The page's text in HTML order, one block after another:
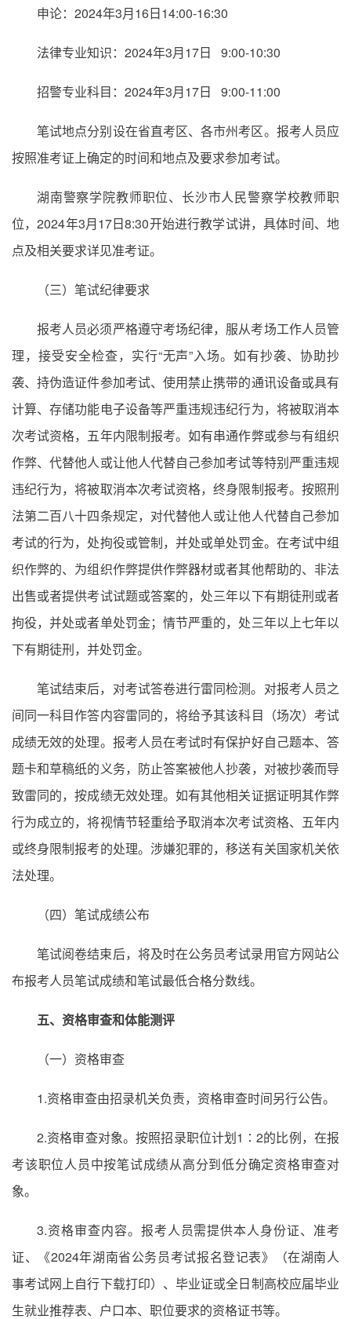
申论：2024年3月16日14:00-16:30
法律专业知识：2024年3月17日 9:00-10:30
招警专业科目：2024年3月17日 9:00-11:00
笔试地点分别设在省直考区、各市州考区。报考人员应
按照准考证上确定的时间和地点及要求参加考试。
湖南警察学院教师职位、长沙市人民警察学校教师职
位，2024年3月17日8:30开始进行教学试讲，具体时间、地
点及相关要求详见准考证。
（三）笔试纪律要求
报考人员必须严格遵守考场纪律，服从考场工作人员管
理，接受安全检查，实行“无声”入场。如有抄袭、协助抄
袭、持伪造证件参加考试、使用禁止携带的通讯设备或具有
计算、存储功能电子设备等严重违规违纪行为，将被取消本
次考试资格，五年内限制报考。如有串通作弊或参与有组织
作弊、代替他人或让他人代替自己参加考试等特别严重违规
违纪行为，将被取消本次考试资格，终身限制报考。按照刑
法第二百八十四条规定，对代替他人或让他人代替自己参加
考试的行为，处拘役或管制，并处或单处罚金。在考试中组
织作弊的、为组织作弊提供作弊器材或者其他帮助的、非法
出售或者提供考试试题或答案的，处三年以下有期徒刑或者
拘役，并处或者单处罚金；情节严重的，处三年以上七年以
下有期徒刑，并处罚金。
笔试结束后，对考试答卷进行雷同检测。对报考人员之
间同一科目作答内容雷同的，将给予其该科目（场次）考试
成绩无效的处理。报考人员在考试时有保护好自己题本、答
题卡和草稿纸的义务，防止答案被他人抄袭，对被抄袭而导
致雷同的，按成绩无效处理。如有其他相关证据证明其作弊
行为成立的，将视情节轻重给予取消本次考试资格、五年内
或终身限制报考的处理。涉嫌犯罪的，移送有关国家机关依
法处理。
（四）笔试成绩公布
笔试阅卷结束后，将及时在公务员考试录用官方网站公
布报考人员笔试成绩和笔试最低合格分数线。
五、资格审查和体能测评
（一）资格审查
1.资格审查由招录机关负责，资格审查时间另行公告。
2.资格审查对象。按照招录职位计划1∶2的比例，在报
考该职位人员中按笔试成绩从高分到低分确定资格审查对
象。
3.资格审查内容。报考人员需提供本人身份证、准考
证、《2024年湖南省公务员考试报名登记表》（在湖南人
事考试网上自行下载打印）、毕业证或全日制高校应届毕业
生就业推荐表、户口本、职位要求的资格证书等。